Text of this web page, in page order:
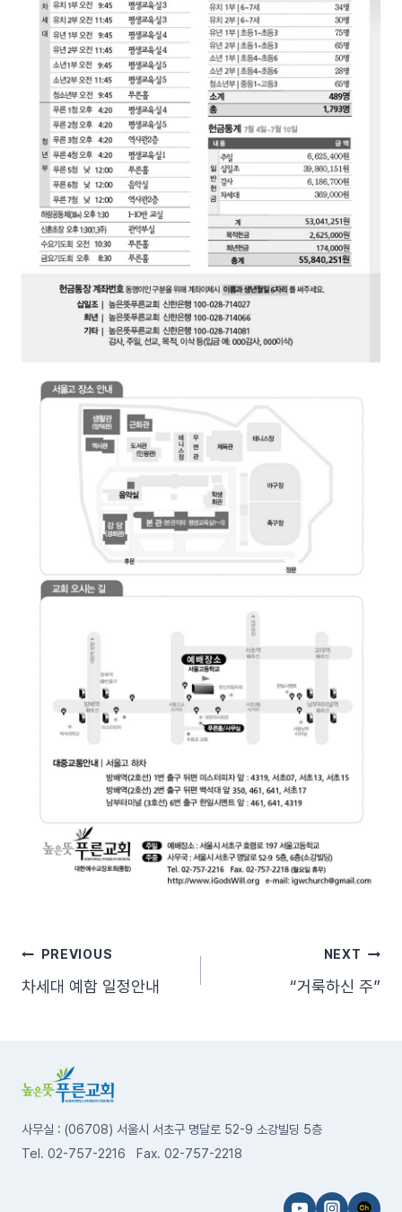
글PREVIOUS
차세대 예함 일정안내
NEXT
“거룩하신 주”
사무실 : (06708) 서울시 서초구 명달로 52-9 소강빌딩 5층
Tel. 02-757-2216 Fax. 02-757-2218